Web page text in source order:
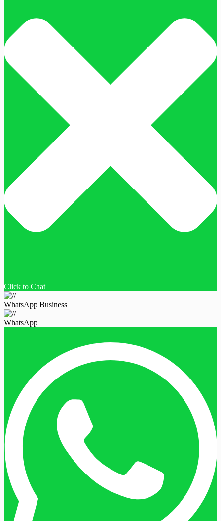
Click to Chat
WhatsApp Business
WhatsApp